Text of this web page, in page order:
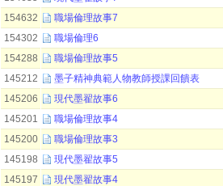
154632
職場倫理故事7
154302
職場倫理6
154288
職場倫理故事5
145212
墨子精神典範人物教師授課回饋表
145206
現代墨翟故事6
145201
職場倫理故事4
145200
職場倫理故事3
145198
現代墨翟故事5
145197
現代墨翟故事4